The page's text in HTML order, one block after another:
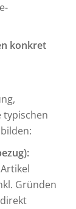
konkret
typischen
Gründen